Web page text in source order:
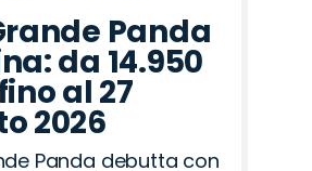
Panda
da 14.950
al 27
2026
Panda debutta con